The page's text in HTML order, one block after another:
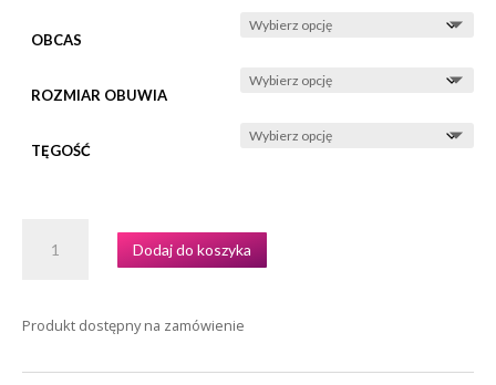
OBCAS
ROZMIAR OBUWIA
TĘGOŚĆ
BUTY
DZIEWCZĘCE
Dodaj do koszyka
Produkt dostępny na zamówienie